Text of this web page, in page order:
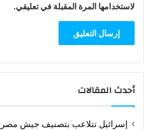
لاستخدامها المرة المقبلة في تعليقي.
أحدث المقالات
إسرائيل تتلاعب بتصنيف جيش